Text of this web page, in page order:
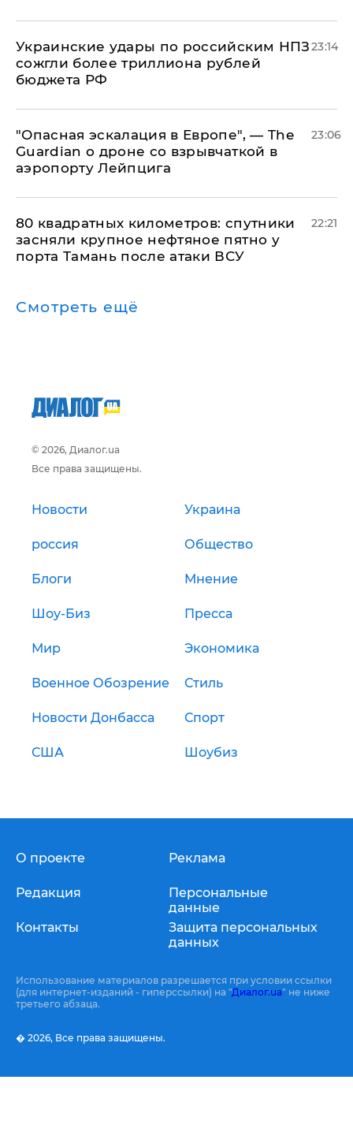
Украинские удары по российским НПЗ
сожгли более триллиона рублей
бюджета РФ
23:14
"Опасная эскалация в Европе", — The
Guardian о дроне со взрывчаткой в
аэропорту Лейпцига
23:06
80 квадратных километров: спутники
засняли крупное нефтяное пятно у
порта Тамань после атаки ВСУ
22:21
Смотреть ещё
© 2026, Диалог.ua
Все права защищены.
Новости Украина
россия Общество
Блоги Мнение
Шоу-Биз Пресса
Мир Экономика
Военное Обозрение Стиль
Новости Донбасса Спорт
США Шоубиз
О проекте
Редакция
Контакты
Реклама
Персональные
данные
Защита персональных
данных
Использование материалов разрешается при условии ссылки
(для интернет-изданий - гиперссылки) на "Диалог.ua" не ниже
третьего абзаца.
� 2026, Все права защищены.